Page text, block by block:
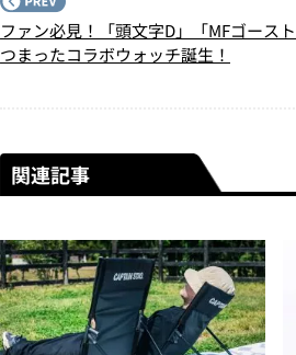
ファン必見！「頭文字D」「MFゴース
つまったコラボウォッチ誕生！
関連記事